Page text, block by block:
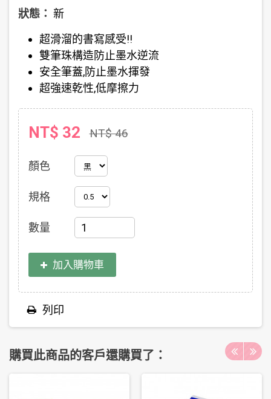
狀態： 新
超滑溜的書寫感受!!
雙筆珠構造防止墨水逆流
安全筆蓋,防止墨水揮發
超強速乾性,低摩擦力
NT$ 32 NT$ 46
顏色
規格
數量
加入購物車
列印
購買此商品的客戶還購買了：